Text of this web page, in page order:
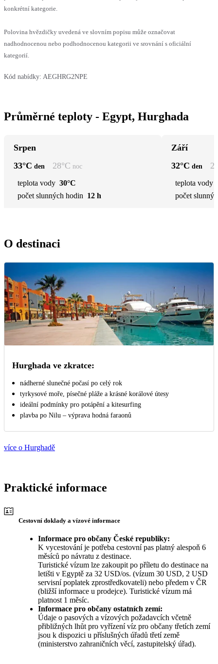
konkrétní kategorie.
Polovina hvězdičky uvedená ve slovním popisu může označovat
nadhodnocenou nebo podhodnocenou kategorii ve srovnání s oficiální
kategorií.
Kód nabídky: AEGHRG2NPE
Průměrné teploty - Egypt, Hurghada
Srpen
33°C den 28°C noc
teplota vody 30°C
počet slunných hodin 12 h
Září
32°C den
teplota vody
počet
O destinaci
Hurghada ve zkratce:
nádherné slunečné počasí po celý rok
tyrkysové moře, písečné pláže a krásné korálové útesy
ideální podmínky pro potápění a kitesurfing
plavba po Nilu – výprava hodná faraonů
více o Hurghadě
Praktické informace
Cestovní doklady a vízové informace
Informace pro občany České republiky:
K vycestování je potřeba cestovní pas platný alespoň 6
měsíců po návratu z destinace.
Turistické vízum lze zakoupit po příletu do destinace na
letišti v Egyptě za 32 USD/os. (vízum 30 USD, 2 USD
servisní poplatek zprostředkovateli) nebo předem v ČR
(bližší informace u prodejce). Turistické vízum má
platnost 1 měsíc.
Informace pro občany ostatních zemí:
Údaje o pasových a vízových požadavcích včetně
přibližných lhůt pro vyřízení víz pro občany třetích zemí
jsou k dispozici u příslušných úřadů třetí země
(ministerstvo zahraničních věcí, zastupitelský úřad).